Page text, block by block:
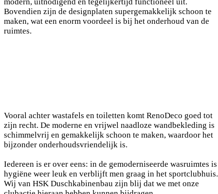
Bovendien zijn de designplaten supergemakkelijk schoon te
maken, wat een enorm voordeel is bij het onderhoud van de
ruimtes.
Vooral achter wastafels en toiletten komt RenoDeco goed tot
zijn recht. De moderne en vrijwel naadloze wandbekleding is
schimmelvrij en gemakkelijk schoon te maken, waardoor het
bijzonder onderhoudsvriendelijk is.
Iedereen is er over eens: in de gemoderniseerde wasruimtes is
hygiëne weer leuk en verblijft men graag in het sportclubhuis.
Wij van HSK Duschkabinenbau zijn blij dat we met onze